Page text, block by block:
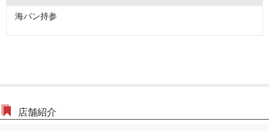
海パン持参
店舗紹介